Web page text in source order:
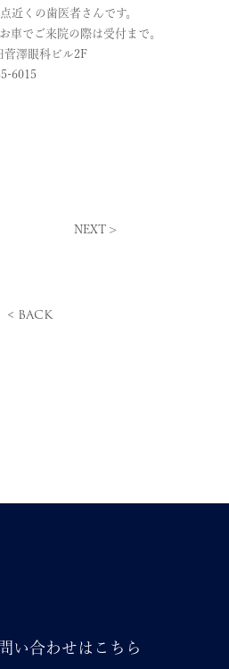
近くの歯医者さんです。
車でご来院の際は受付まで。
澤眼科ビル2F
6015
NEXT>
い合わせはこちら